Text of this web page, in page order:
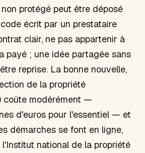
protégé peut être déposé
écrit par un prestataire
clair, ne pas appartenir à
payé ; une idée partagée sans
reprise. La bonne nouvelle,
de la propriété
coûte modérément —
d'euros pour l'essentiel — et
démarches se font en ligne,
l'Institut national de la propriété